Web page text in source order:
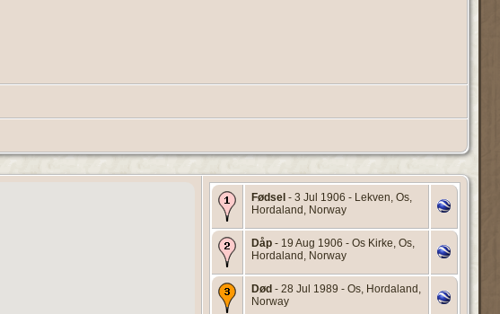
Fødsel - 3 Jul 1906 - Lekven, Os,
Hordaland, Norway
Dåp - 19 Aug 1906 - Os Kirke, Os,
Hordaland, Norway
Død - 28 Jul 1989 - Os, Hordaland,
Norway